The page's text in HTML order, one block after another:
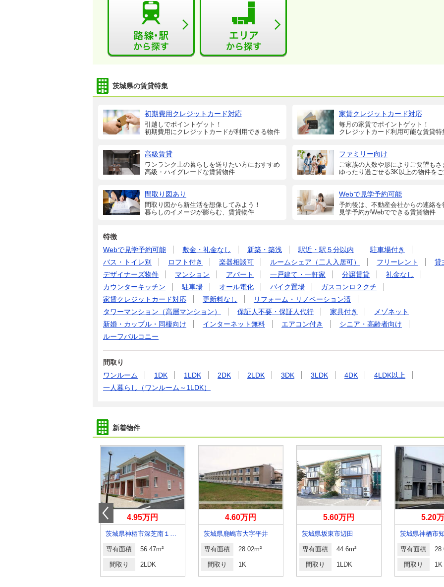
茨城県の賃貸特集
初期費用クレジットカード対応
引越しでポイントゲット！
初期費用にクレジットカードが利用できる物件
家賃クレジットカード対応
毎月の家賃でポイントゲット！
クレジットカード利用可能な賃貸特
高級賃貸
ワンランク上の暮らしを送りたい方におすすめ
高級・ハイグレードな賃貸物件
ファミリー向け
ご家族の人数や形によりご要望もさ
ゆったり過ごせる3K以上の物件をご
間取り図あり
間取り図から新生活を想像してみよう！
暮らしのイメージが膨らむ、賃貸物件
Webで見学予約可能
予約後は、不動産会社からの連絡を
見学予約がWebでできる賃貸物件
特徴
Webで見学予約可能
敷金・礼金なし 新築・築浅 駅近・駅５分以内
駐車場付き
バス・トイレ別
ロフト付き 楽器相談可 ルームシェア（二人入居可） フリーレント
貸
デザイナーズ物件
マンション アパート 一戸建て・一軒家 分譲賃貸
礼金なし
カウンターキッチン
駐車場 オール電化 バイク置場
ガスコンロ２クチ
家賃クレジットカード対応
更新料なし
リフォーム・リノベーション済
タワーマンション（高層マンション）
保証人不要・保証人代行 家具付き
メゾネット
新婚・カップル・同棲向け
インターネット無料 エアコン付き
シニア・高齢者向け
ルーフバルコニー
間取り
ワンルーム
1DK 1LDK 2DK 2LDK 3DK 3LDK 4DK
4LDK以上
一人暮らし（ワンルーム～1LDK）
新着物件
4.95万円
茨城県神栖市深芝南１丁目
専有面積 56.47m²
間取り 2LDK
4.60万円
茨城県鹿嶋市大字平井
専有面積 28.02m²
間取り 1K
5.60万円
茨城県坂東市辺田
専有面積 44.6m²
間取り 1LDK
5.20
茨城県神栖市
専有面積
間取り 1K